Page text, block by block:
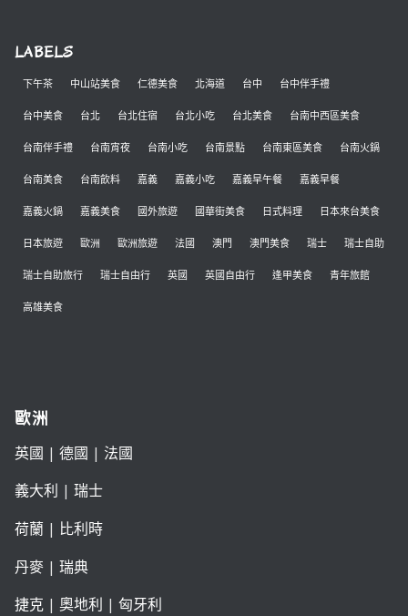
LABELS
下午茶 中山站美食 仁德美食 北海道 台中 台中伴手禮
台中美食 台北 台北住宿 台北小吃 台北美食 台南中西區美食
台南伴手禮 台南宵夜 台南小吃 台南景點 台南東區美食 台南火鍋
台南美食 台南飲料 嘉義 嘉義小吃 嘉義早午餐 嘉義早餐
嘉義火鍋 嘉義美食 國外旅遊 國華街美食 日式料理 日本來台美食
日本旅遊 歐洲 歐洲旅遊 法國 澳門 澳門美食 瑞士 瑞士自助
瑞士自助旅行 瑞士自由行 英國 英國自由行 逢甲美食 青年旅館
高雄美食
歐洲
英國 | 德國 | 法國
義大利 | 瑞士
荷蘭| 比利時
丹麥| 瑞典
捷克| 奧地利 | 匈牙利